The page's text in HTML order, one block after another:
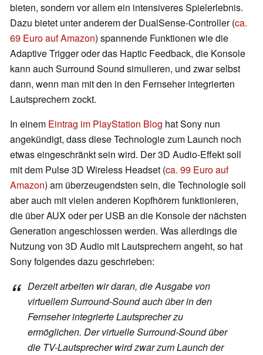
bieten, sondern vor allem ein intensiveres Spielerlebnis.
Dazu bietet unter anderem der DualSense-Controller (ca.
69 Euro auf Amazon) spannende Funktionen wie die
Adaptive Trigger oder das Haptic Feedback, die Konsole
kann auch Surround Sound simulieren, und zwar selbst
dann, wenn man mit den in den Fernseher integrierten
Lautsprechern zockt.
In einem Eintrag im PlayStation Blog hat Sony nun
angekündigt, dass diese Technologie zum Launch noch
etwas eingeschränkt sein wird. Der 3D Audio-Effekt soll
mit dem Pulse 3D Wireless Headset (ca. 99 Euro auf
Amazon) am überzeugendsten sein, die Technologie soll
aber auch mit vielen anderen Kopfhörern funktionieren,
die über AUX oder per USB an die Konsole der nächsten
Generation angeschlossen werden. Was allerdings die
Nutzung von 3D Audio mit Lautsprechern angeht, so hat
Sony folgendes dazu geschrieben:
Derzeit arbeiten wir daran, die Ausgabe von
virtuellem Surround-Sound auch über in den
Fernseher integrierte Lautsprecher zu
ermöglichen. Der virtuelle Surround-Sound über
die TV-Lautsprecher wird zwar zum Launch der